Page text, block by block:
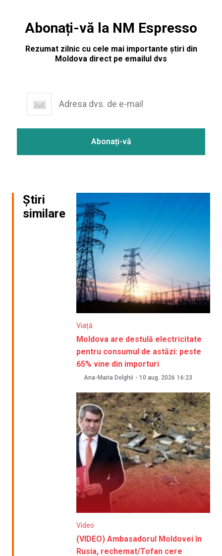
Abonați-vă la NM Espresso
Rezumat zilnic cu cele mai importante știri din
Moldova direct pe emailul dvs
Știri
similare
Viață
Moldova are destulă electricitate
pentru consumul de astăzi: peste
65% vine din importuri
Ana-Maria Dolghii - 10 aug. 2026 16:23
Video
(VIDEO) Ambasadorul Moldovei în
Rusia, rechemat/Tofan cere